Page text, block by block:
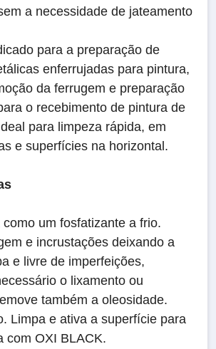
a necessidade de jateamento
para a preparação de
enferrujadas para pintura,
da ferrugem e preparação
o recebimento de pintura de
para limpeza rápida, em
e superfícies na horizontal.
um fosfatizante a frio.
e incrustações deixando a
e livre de imperfeições,
o lixamento ou
também a oleosidade.
Limpa e ativa a superfície para
com OXI BLACK.